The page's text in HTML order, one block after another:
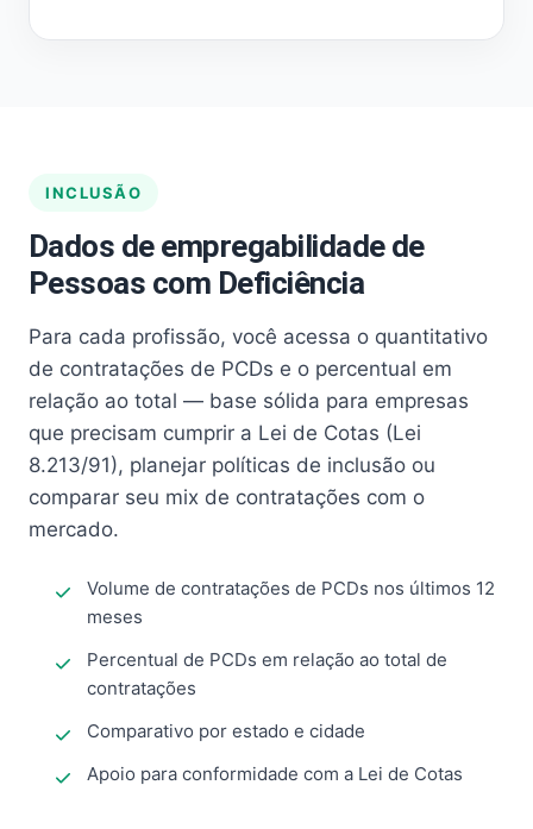
INCLUSÃO
Dados de empregabilidade de
Pessoas com Deficiência
Para cada profissão, você acessa o quantitativo
de contratações de PCDs e o percentual em
relação ao total — base sólida para empresas
que precisam cumprir a Lei de Cotas (Lei
8.213/91), planejar políticas de inclusão ou
comparar seu mix de contratações com o
mercado.
Volume de contratações de PCDs nos últimos 12
meses
Percentual de PCDs em relação ao total de
contratações
Comparativo por estado e cidade
Apoio para conformidade com a Lei de Cotas